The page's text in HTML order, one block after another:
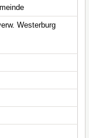
Westerburg